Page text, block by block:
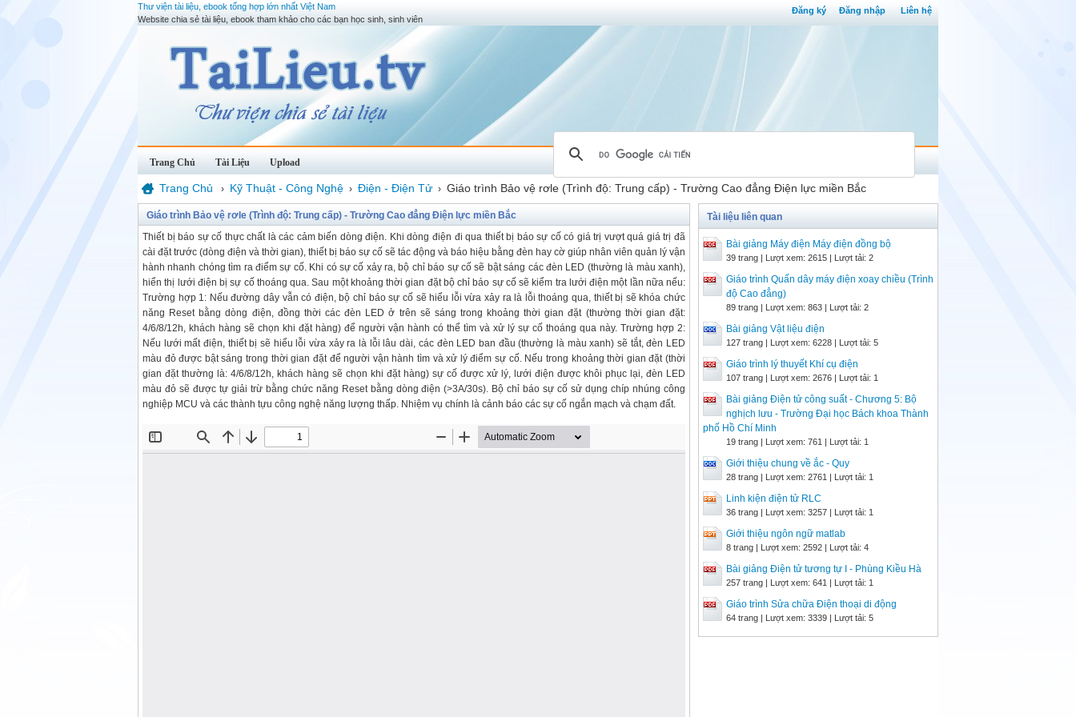
Đăng ký Đăng nhập Liên hệ
Thư viện tài liệu, ebook tổng hợp lớn nhất Việt Nam
Website chia sẻ tài liệu, ebook tham khảo cho các bạn học sinh, sinh viên
Trang Chủ Tài Liệu Upload
Trang Chủ › Kỹ Thuật - Công Nghệ › Điện - Điện Tử › Giáo trình Bảo vệ rơle (Trình độ: Trung cấp) - Trường Cao đẳng Điện lực miền Bắc
Giáo trình Bảo vệ rơle (Trình độ: Trung cấp) - Trường Cao đẳng Điện lực miền Bắc
Thiết bị báo sự cố thực chất là các cảm biến dòng điện. Khi dòng điện đi qua thiết bị báo sự cố có giá trị vượt quá giá trị đã
cài đặt trước (dòng điện và thời gian), thiết bị báo sự cố sẽ tác động và báo hiệu bằng đèn hay cờ giúp nhân viên quản lý vận
hành nhanh chóng tìm ra điểm sự cố. Khi có sự cố xảy ra, bộ chỉ báo sự cố sẽ bật sáng các đèn LED (thường là màu xanh),
hiển thị lưới điện bị sự cố thoáng qua. Sau một khoảng thời gian đặt bộ chỉ báo sự cố sẽ kiểm tra lưới điện một lần nữa nếu:
Trường hợp 1: Nếu đường dây vẫn có điện, bộ chỉ báo sự cố sẽ hiểu lỗi vừa xảy ra là lỗi thoáng qua, thiết bị sẽ khóa chức
năng Reset bằng dòng điện, đồng thời các đèn LED ở trên sẽ sáng trong khoảng thời gian đặt (thường thời gian đặt:
4/6/8/12h, khách hàng sẽ chọn khi đặt hàng) để người vận hành có thể tìm và xử lý sự cố thoáng qua này. Trường hợp 2:
Nếu lưới mất điện, thiết bị sẽ hiểu lỗi vừa xảy ra là lỗi lâu dài, các đèn LED ban đầu (thường là màu xanh) sẽ tắt, đèn LED
màu đỏ được bật sáng trong thời gian đặt để người vận hành tìm và xử lý điểm sự cố. Nếu trong khoảng thời gian đặt (thời
gian đặt thường là: 4/6/8/12h, khách hàng sẽ chọn khi đặt hàng) sự cố được xử lý, lưới điện được khôi phục lại, đèn LED
màu đỏ sẽ được tự giải trừ bằng chức năng Reset bằng dòng điện (>3A/30s). Bộ chỉ báo sự cố sử dụng chíp nhúng công
nghiệp MCU và các thành tựu công nghệ năng lượng thấp. Nhiệm vụ chính là cảnh báo các sự cố ngắn mạch và chạm đất.
Tài liệu liên quan
Bài giảng Máy điện Máy điện đồng bộ
39 trang | Lượt xem: 2615 | Lượt tải: 2
Giáo trình Quấn dây máy điện xoay chiều (Trình
độ Cao đẳng)
89 trang | Lượt xem: 863 | Lượt tải: 2
Bài giảng Vật liệu điện
127 trang | Lượt xem: 6228 | Lượt tải: 5
Giáo trình lý thuyết Khí cụ điện
107 trang | Lượt xem: 2676 | Lượt tải: 1
Bài giảng Điện tử công suất - Chương 5: Bộ
nghịch lưu - Trường Đại học Bách khoa Thành
phố Hồ Chí Minh
19 trang | Lượt xem: 761 | Lượt tải: 1
Giới thiệu chung về ắc - Quy
28 trang | Lượt xem: 2761 | Lượt tải: 1
Linh kiện điện tử RLC
36 trang | Lượt xem: 3257 | Lượt tải: 1
Giới thiệu ngôn ngữ matlab
8 trang | Lượt xem: 2592 | Lượt tải: 4
Bài giảng Điện tử tương tự I - Phùng Kiều Hà
257 trang | Lượt xem: 641 | Lượt tải: 1
Giáo trình Sửa chữa Điện thoại di động
64 trang | Lượt xem: 3339 | Lượt tải: 5